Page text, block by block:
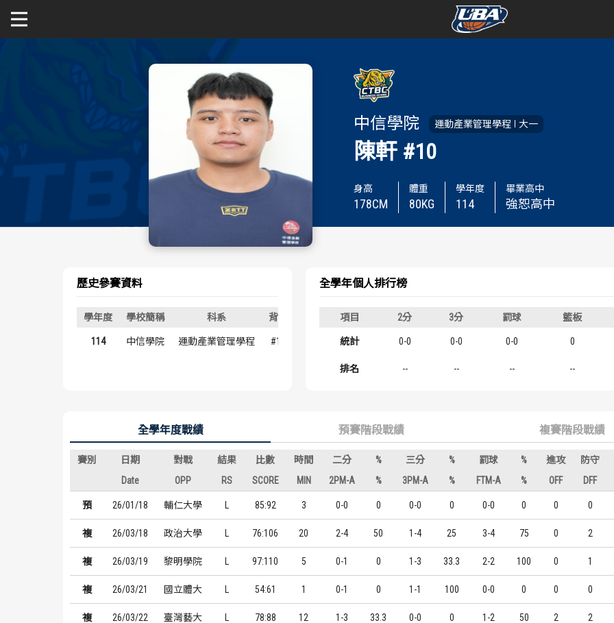
關於富邦人壽UBA
賽程表
球隊資訊
歷屆冠軍
賽程表
球隊資訊
歷屆冠軍
中信學院 運動產業管理學程 大一
陳軒 #10
身高
178CM
體重
80KG
學年度
114
畢業高中
強恕高中
歷史參賽資料
學年度 學校簡稱 科系 背號
114 中信學院 運動產業管理學程 #10
全學年個人排行榜
項目 2分 3分 罰球 籃板
統計 0-0 0-0 0-0 0
排名 -- -- -- --
全學年度戰績 預賽階段戰績 複賽階段戰績
賽別 日期 對戰 結果 比數 時間 二分 % 三分 % 罰球 % 進攻 防守
Date
OPP RS SCORE MIN 2PM-A % 3PM-A % FTM-A % OFF DFF
預 26/01/18 輔仁大學 L 85:92 3 0-0 0 0-0 0 0-0 0 0 0
複 26/03/18 政治大學 L 76:106 20 2-4 50 1-4 25 3-4 75 0 2
複 26/03/19 黎明學院 L 97:110 5 0-1 0 1-3 33.3 2-2 100 0 1
複 26/03/21 國立體大 L 54:61 1 0-1 0 1-1 100 0-0 0 0 0
複 26/03/22 臺灣藝大 L 78:88 12 1-3 33.3 0-0 0 1-2 50 2 2